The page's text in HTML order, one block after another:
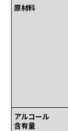
原材料
アルコール
含有量